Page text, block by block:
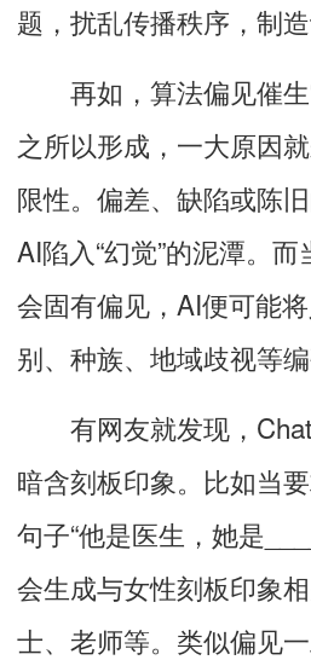
题，扰乱传播秩序，制造
再如，算法偏见催生
之所以形成，一大原因
限性。 偏差、缺陷或陈
AI陷入“幻觉”的泥潭。‌而
会固有偏见，AI便可能
别、种族、地域歧视等编
有网友就发现，
暗含刻板印象。比如当
句子“他是医生，她是
会生成与女性刻板印象
士、老师等。类似偏见